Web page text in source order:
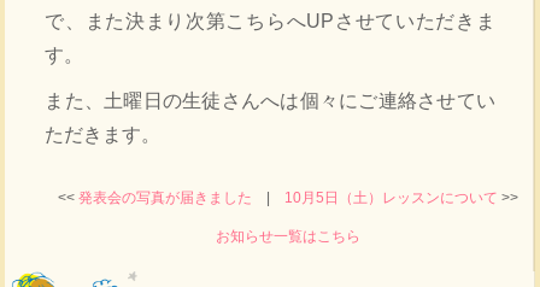
で、また決まり次第こちらへUPさせていただきま
す。
また、土曜日の生徒さんへは個々にご連絡させてい
ただきます。
<< 発表会の写真が届きました 10月5日（土）レッスンについて >>
お知らせ一覧はこちら